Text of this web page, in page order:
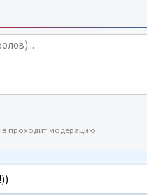
проходит модерацию.